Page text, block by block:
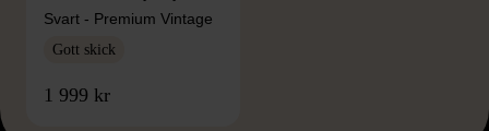
Svart - Premium Vintage
Gott skick
1 999 kr